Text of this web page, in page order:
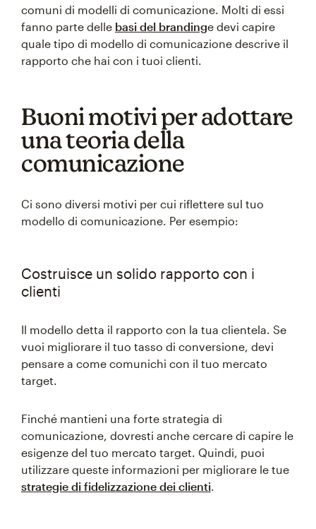
comuni di modelli di comunicazione. Molti di essi
fanno parte delle basi del brandinge devi capire
quale tipo di modello di comunicazione descrive il
rapporto che hai con i tuoi clienti.
Buoni motivi per adottare
una teoria della
comunicazione
Ci sono diversi motivi per cui riflettere sul tuo
modello di comunicazione. Per esempio:
Costruisce un solido rapporto con i
clienti
Il modello detta il rapporto con la tua clientela. Se
vuoi migliorare il tuo tasso di conversione, devi
pensare a come comunichi con il tuo mercato
target.
Finché mantieni una forte strategia di
comunicazione, dovresti anche cercare di capire le
esigenze del tuo mercato target. Quindi, puoi
utilizzare queste informazioni per migliorare le tue
strategie di fidelizzazione dei clienti.